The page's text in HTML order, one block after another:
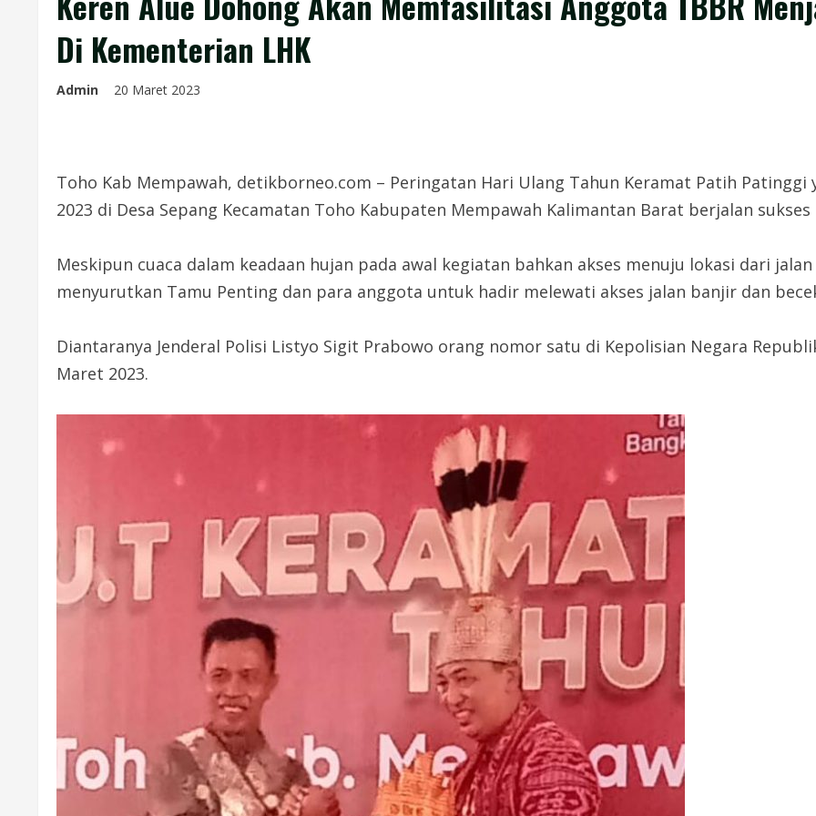
Di Kementerian LHK
Admin 20 Maret 2023
Toho Kab Mempawah, detikborneo.com – Peringatan Hari Ulang Tahun Keramat Patih
2023 di Desa Sepang Kecamatan Toho Kabupaten Mempawah Kalimantan Barat berjalan sukses
Meskipun cuaca dalam keadaan hujan pada awal kegiatan bahkan akses menuju lokasi dari
menyurutkan Tamu Penting dan para anggota untuk hadir melewati akses jalan banjir dan
Diantaranya Jenderal Polisi Listyo Sigit Prabowo orang nomor satu di Kepolisian Negara
Maret 2023.